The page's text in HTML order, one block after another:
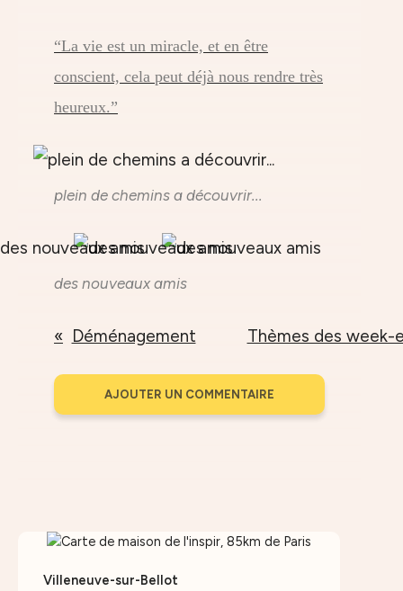
“La vie est un miracle, et en être
conscient, cela peut déjà nous rendre très
heureux.”
plein de chemins a découvrir...
des nouveaux amis
Déménagement Thèmes des week-
AJOUTER UN COMMENTAIRE
Villeneuve-sur-Bellot